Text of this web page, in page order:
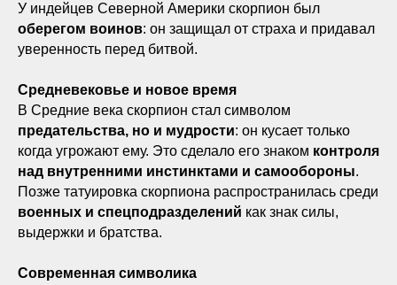
У индейцев Северной Америки скорпион был
оберегом воинов: он защищал от страха и придавал
уверенность перед битвой.
Средневековье и новое время
В Средние века скорпион стал символом
предательства, но и мудрости: он кусает только
когда угрожают ему. Это сделало его знаком контроля
над внутренними инстинктами и самообороны.
Позже татуировка скорпиона распространилась среди
военных и спецподразделений как знак силы,
выдержки и братства.
Современная символика